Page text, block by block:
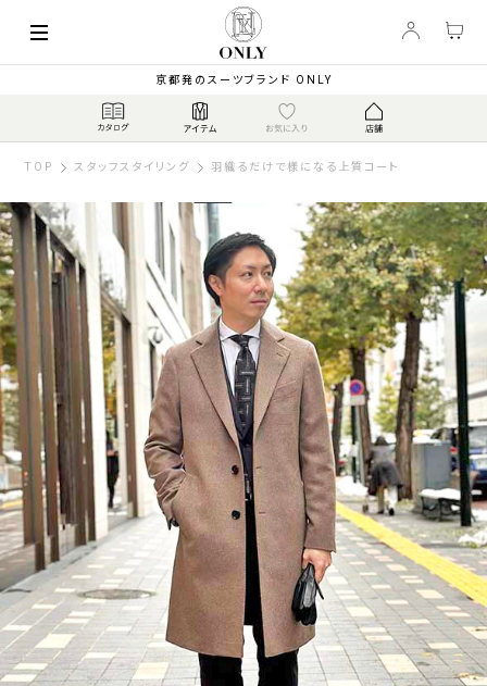
京都発のスーツブランド ONLY
TOP スタッフスタイリング 羽織るだけで様になる上質コート